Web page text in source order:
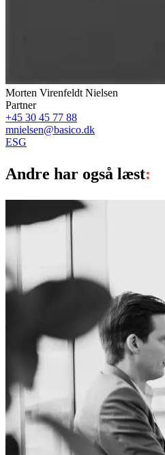
Morten Virenfeldt Nielsen
Partner
+45 30 45 77 88
mnielsen@basico.dk
ESG
Andre har også læst: